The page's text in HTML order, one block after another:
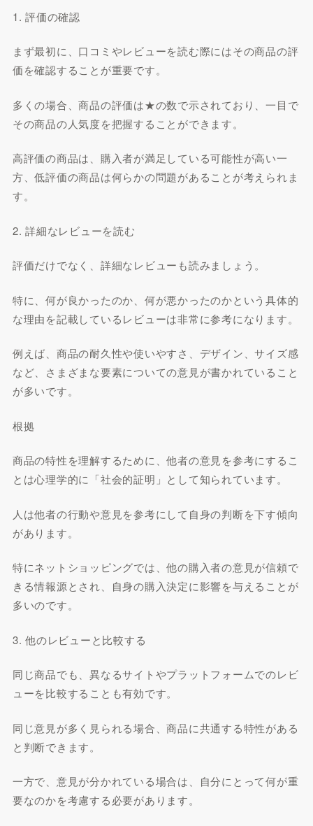
1. 評価の確認
まず最初に、口コミやレビューを読む際にはその商品の評
価を確認することが重要です。
多くの場合、商品の評価は★の数で示されており、一目で
その商品の人気度を把握することができます。
高評価の商品は、購入者が満足している可能性が高い一
方、低評価の商品は何らかの問題があることが考えられま
す。
2. 詳細なレビューを読む
評価だけでなく、詳細なレビューも読みましょう。
特に、何が良かったのか、何が悪かったのかという具体的
な理由を記載しているレビューは非常に参考になります。
例えば、商品の耐久性や使いやすさ、デザイン、サイズ感
など、さまざまな要素についての意見が書かれていること
が多いです。
根拠
商品の特性を理解するために、他者の意見を参考にするこ
とは心理学的に「社会的証明」として知られています。
人は他者の行動や意見を参考にして自身の判断を下す傾向
があります。
特にネットショッピングでは、他の購入者の意見が信頼で
きる情報源とされ、自身の購入決定に影響を与えることが
多いのです。
3. 他のレビューと比較する
同じ商品でも、異なるサイトやプラットフォームでのレビ
ューを比較することも有効です。
同じ意見が多く見られる場合、商品に共通する特性がある
と判断できます。
一方で、意見が分かれている場合は、自分にとって何が重
要なのかを考慮する必要があります。